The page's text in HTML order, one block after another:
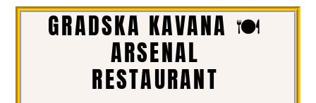
🍽️ GRADSKA KAVANA
ARSENAL
RESTAURANT